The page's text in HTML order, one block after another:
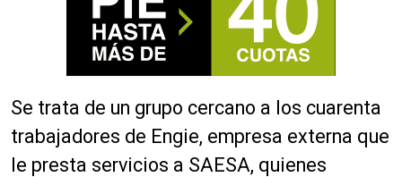
Se trata de un grupo cercano a los cuarenta
trabajadores de Engie, empresa externa que
le presta servicios a SAESA, quienes